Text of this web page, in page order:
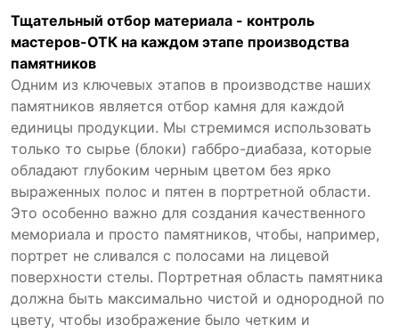
Тщательный отбор материала - контроль
мастеров-ОТК на каждом этапе производства
памятников
Одним из ключевых этапов в производстве наших
памятников является отбор камня для каждой
единицы продукции. Мы стремимся использовать
только то сырье (блоки) габбро-диабаза, которые
обладают глубоким черным цветом без ярко
выраженных полос и пятен в портретной области.
Это особенно важно для создания качественного
мемориала и просто памятников, чтобы, например,
портрет не сливался с полосами на лицевой
поверхности стелы. Портретная область памятника
должна быть максимально чистой и однородной по
цвету, чтобы изображение было четким и